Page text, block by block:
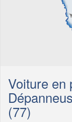
Voiture en
(77)